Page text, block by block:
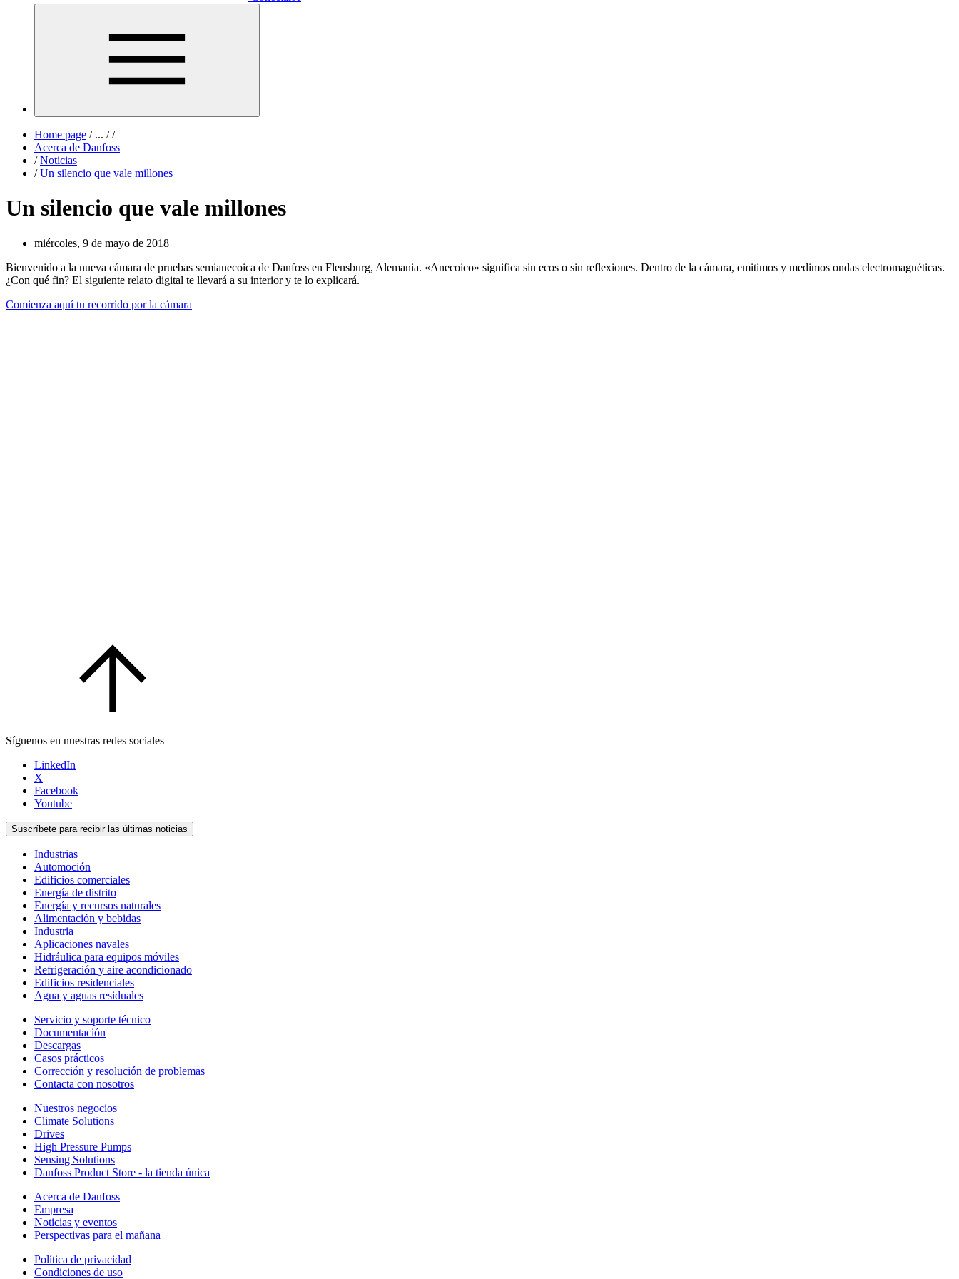
Home page /... / /
Acerca de Danfoss
/ Noticias
/ Un silencio que vale millones
Un silencio que vale millones
miércoles, 9 de mayo de 2018
Bienvenido a la nueva cámara de pruebas semianecoica de Danfoss en Flensburg, Alemania. «Anecoico» significa sin ecos o sin reflexiones. Dentro de la cámara, emitimos y medimos ondas electromagnéticas.
¿Con qué fin? El siguiente relato digital te llevará a su interior y te lo explicará.
Comienza aquí tu recorrido por la cámara
Síguenos en nuestras redes sociales
LinkedIn
X
Facebook
Youtube
Suscríbete para recibir las últimas noticias
Industrias
Automoción
Edificios comerciales
Energía de distrito
Energía y recursos naturales
Alimentación y bebidas
Industria
Aplicaciones navales
Hidráulica para equipos móviles
Refrigeración y aire acondicionado
Edificios residenciales
Agua y aguas residuales
Servicio y soporte técnico
Documentación
Descargas
Casos prácticos
Corrección y resolución de problemas
Contacta con nosotros
Nuestros negocios
Climate Solutions
Drives
High Pressure Pumps
Sensing Solutions
Danfoss Product Store - la tienda única
Acerca de Danfoss
Empresa
Noticias y eventos
Perspectivas para el mañana
Política de privacidad
Condiciones de uso